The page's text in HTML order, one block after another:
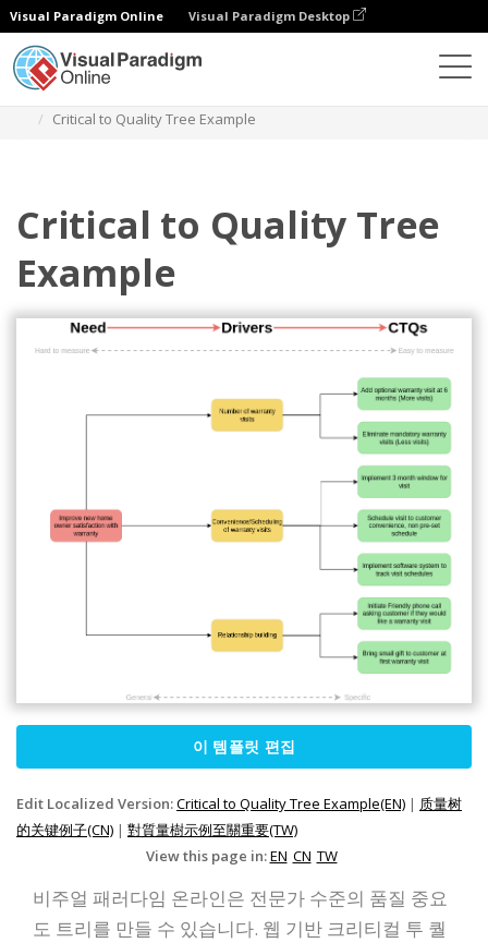
Visual Paradigm Online Visual Paradigm Desktop
Critical to Quality Tree Example
Critical to Quality Tree
Example
이 템플릿 편집
Edit Localized Version:Critical to Quality Tree Example(EN) | 质量树
的关键例子(CN) | 對質量樹示例至關重要(TW)
View this page in:EN CN TW
비주얼 패러다임 온라인은 전문가 수준의 품질 중요
도 트리를 만들 수 있습니다. 웹 기반 크리티컬 투 퀄